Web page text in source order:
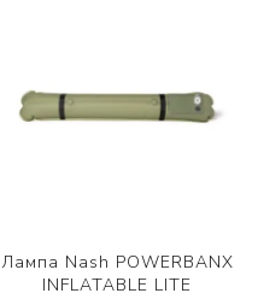
Лампа Nash POWERBANX
INFLATABLE LITE